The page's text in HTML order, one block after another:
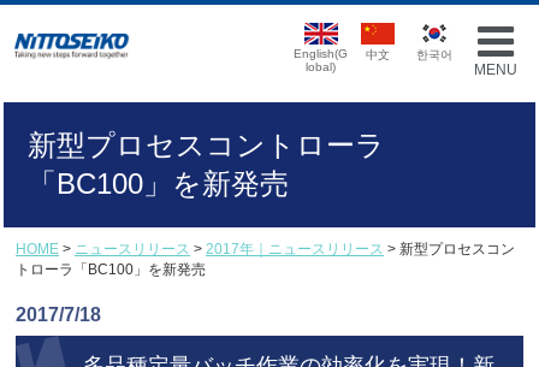
MENU
English(G
lobal)
中文 한국어
新型プロセスコントローラ
「BC100」を新発売
HOME > ニュースリリース > 2017年｜ニュースリリース > 新型プロセスコン
トローラ「BC100」を新発売
2017/7/18